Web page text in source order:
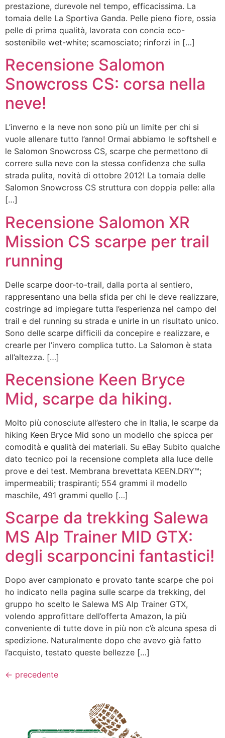
prestazione, durevole nel tempo, efficacissima. La
tomaia delle La Sportiva Ganda. Pelle pieno fiore, ossia
pelle di prima qualità, lavorata con concia eco-
sostenibile wet-white; scamosciato; rinforzi in […]
Recensione Salomon
Snowcross CS: corsa nella
neve!
L’inverno e la neve non sono più un limite per chi si
vuole allenare tutto l’anno! Ormai abbiamo le softshell e
le Salomon Snowcross CS, scarpe che permettono di
correre sulla neve con la stessa confidenza che sulla
strada pulita, novità di ottobre 2012! La tomaia delle
Salomon Snowcross CS struttura con doppia pelle: alla
[…]
Recensione Salomon XR
Mission CS scarpe per trail
running
Delle scarpe door-to-trail, dalla porta al sentiero,
rappresentano una bella sfida per chi le deve realizzare,
costringe ad impiegare tutta l’esperienza nel campo del
trail e del running su strada e unirle in un risultato unico.
Sono delle scarpe difficili da concepire e realizzare, e
crearle per l’invero complica tutto. La Salomon è stata
all’altezza. […]
Recensione Keen Bryce
Mid, scarpe da hiking.
Molto più conosciute all’estero che in Italia, le scarpe da
hiking Keen Bryce Mid sono un modello che spicca per
comodità e qualità dei materiali. Su eBay Subito qualche
dato tecnico poi la recensione completa alla luce delle
prove e dei test. Membrana brevettata KEEN.DRY™;
impermeabili; traspiranti; 554 grammi il modello
maschile, 491 grammi quello […]
Scarpe da trekking Salewa
MS Alp Trainer MID GTX:
degli scarponcini fantastici!
Dopo aver campionato e provato tante scarpe che poi
ho indicato nella pagina sulle scarpe da trekking, del
gruppo ho scelto le Salewa MS Alp Trainer GTX,
volendo approfittare dell’offerta Amazon, la più
conveniente di tutte dove in più non c’è alcuna spesa di
spedizione. Naturalmente dopo che avevo già fatto
l’acquisto, testato queste bellezze […]
← precedente